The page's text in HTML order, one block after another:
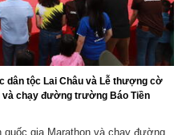
dân tộc Lai Châu và Lễ thượng cờ
chạy đường trường Báo Tiền
gia Marathon và chạy đường